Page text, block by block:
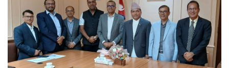
बजार
बैंक-
वित्त